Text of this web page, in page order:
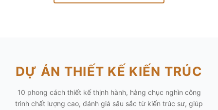
DỰ ÁN THIẾT KẾ KIẾN TRÚC
10 phong cách thiết kế thịnh hành, hàng chục nghìn công
trình chất lượng cao, đánh giá sâu sắc từ kiến trúc sư, giúp